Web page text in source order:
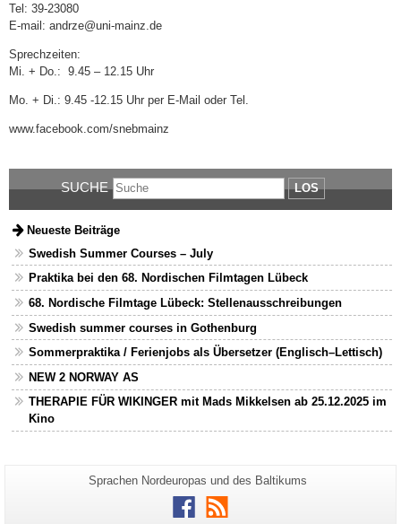
Tel: 39-23080
E-mail: andrze@uni-mainz.de
Sprechzeiten:
Mi. + Do.: 9.45 – 12.15 Uhr
Mo. + Di.: 9.45 -12.15 Uhr per E-Mail oder Tel.
www.facebook.com/snebmainz
SUCHE LOS
Neueste Beiträge
Swedish Summer Courses – July
Praktika bei den 68. Nordischen Filmtagen Lübeck
68. Nordische Filmtage Lübeck: Stellenausschreibungen
Swedish summer courses in Gothenburg
Sommerpraktika / Ferienjobs als Übersetzer (Englisch–Lettisch)
NEW 2 NORWAY AS
THERAPIE FÜR WIKINGER mit Mads Mikkelsen ab 25.12.2025 im
Kino
Zusätzliche
Informationen
zu
Seiten-
Sprachen Nordeuropas und des Baltikums
Facebook
RSS